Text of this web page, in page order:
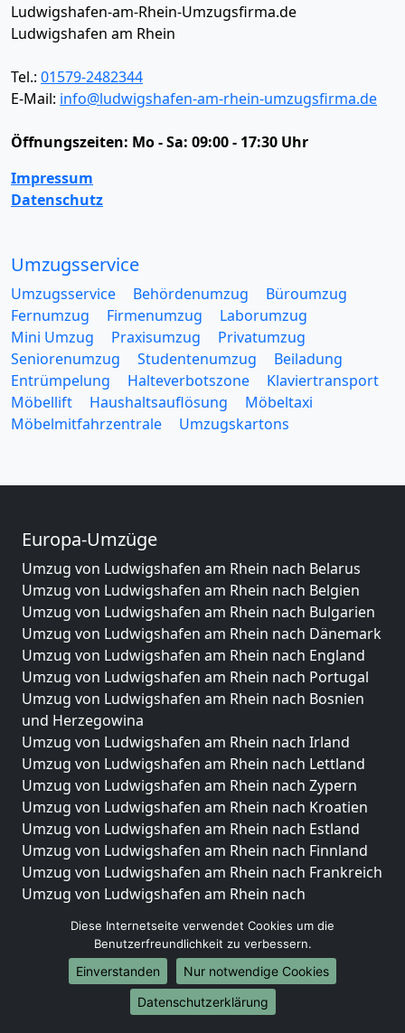
Ludwigshafen-am-Rhein-Umzugsfirma.de
Ludwigshafen am Rhein
Tel.: 01579-2482344
E-Mail: info@ludwigshafen-am-rhein-umzugsfirma.de
Öffnungszeiten: Mo - Sa: 09:00 - 17:30 Uhr
Impressum
Datenschutz
Umzugsservice
Umzugsservice Behördenumzug
Büroumzug
Fernumzug
Firmenumzug
Laborumzug
Mini Umzug
Praxisumzug
Privatumzug
Seniorenumzug
Studentenumzug
Beiladung
Entrümpelung
Halteverbotszone
Klaviertransport
Möbellift
Haushaltsauflösung
Möbeltaxi
Möbelmitfahrzentrale
Umzugskartons
Europa-Umzüge
Umzug von Ludwigshafen am Rhein nach Belarus
Umzug von Ludwigshafen am Rhein nach Belgien
Umzug von Ludwigshafen am Rhein nach Bulgarien
Umzug von Ludwigshafen am Rhein nach Dänemark
Umzug von Ludwigshafen am Rhein nach England
Umzug von Ludwigshafen am Rhein nach Portugal
Umzug von Ludwigshafen am Rhein nach Bosnien
und Herzegowina
Umzug von Ludwigshafen am Rhein nach Irland
Umzug von Ludwigshafen am Rhein nach Lettland
Umzug von Ludwigshafen am Rhein nach Zypern
Umzug von Ludwigshafen am Rhein nach Kroatien
Umzug von Ludwigshafen am Rhein nach Estland
Umzug von Ludwigshafen am Rhein nach Finnland
Umzug von Ludwigshafen am Rhein nach Frankreich
Umzug von Ludwigshafen am Rhein nach
Umzug von Ludwigshafen am Rhein nach Italien
Umzug von Ludwigshafen am Rhein nach
Liechtenstein
Umzug von Ludwigshafen am Rhein nach
Diese Internetseite verwendet Cookies um die
Benutzerfreundlichkeit zu verbessern.
Einverstanden
Nur notwendige Cookies
Datenschutzerklärung